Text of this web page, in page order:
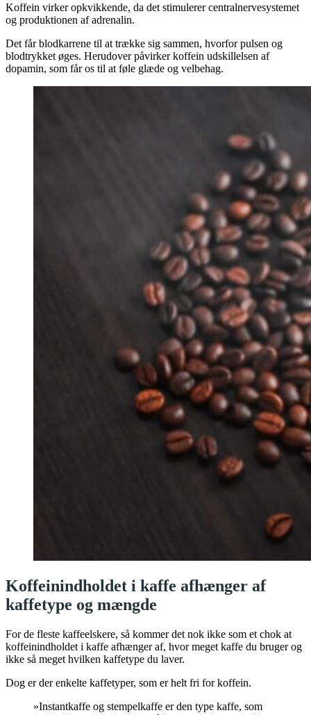
Koffein virker opkvikkende, da det stimulerer centralnervesystemet
og produktionen af adrenalin.
Det får blodkarrene til at trække sig sammen, hvorfor pulsen og
blodtrykket øges. Herudover påvirker koffein udskillelsen af
dopamin, som får os til at føle glæde og velbehag.
Koffeinindholdet i kaffe afhænger af
kaffetype og mængde
For de fleste kaffeelskere, så kommer det nok ikke som et chok at
koffeinindholdet i kaffe afhænger af, hvor meget kaffe du bruger og
ikke så meget hvilken kaffetype du laver.
Dog er der enkelte kaffetyper, som er helt fri for koffein.
»Instantkaffe og stempelkaffe er den type kaffe, som